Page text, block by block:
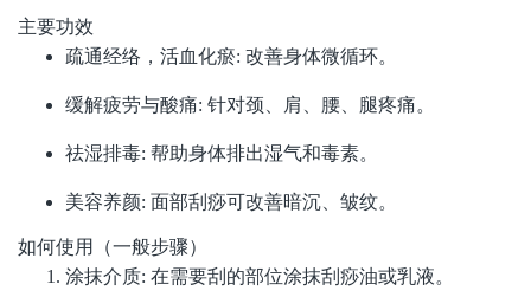
主要功效
疏通经络，活血化瘀: 改善身体微循环。
缓解疲劳与酸痛: 针对颈、肩、腰、腿疼痛。
祛湿排毒: 帮助身体排出湿气和毒素。
美容养颜: 面部刮痧可改善暗沉、皱纹。
如何使用（一般步骤）
涂抹介质: 在需要刮的部位涂抹刮痧油或乳液。